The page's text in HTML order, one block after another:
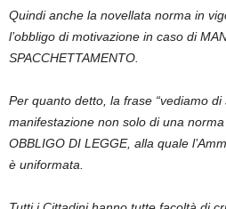
Quindi anche la novellata norma in
l’obbligo di motivazione in caso di
SPACCHETTAMENTO
Per quanto detto la frase “vediamo di
manifestazione non solo di una
OBBLIGO DI LEGGE, alla quale
è uniformata.